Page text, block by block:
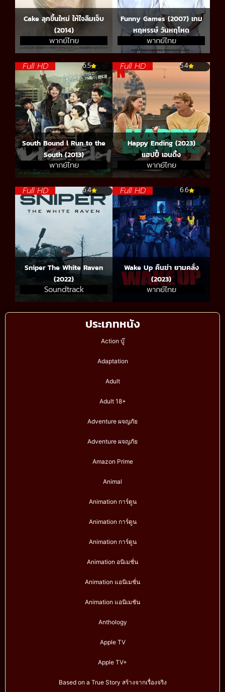
ประเภทหนัง
Action บู๊
Adaptation
Adult
Adult 18+
Adventure ผจญภัย
Adventure ผจญภัย
Amazon Prime
Animal
Animation การ์ตูน
Animation การ์ตูน
Animation การ์ตูน
Animation อนิเมชั่น
Animation แอนิเมชั่น
Animation แอนิเมชัน
Anthology
Apple TV
Apple TV+
Based on a True Story สร้างจากเรื่องจริง
Cake ลุกขึ้นใหม่ ให้ใจลืมเจ็บ
(2014)
พากย์ไทย
Funny Games (2007) เกม
หฤหรรษ์ วันหฤโหด
พากย์ไทย
Full HD 6.5
South Bound l Run to the
South (2013)
พากย์ไทย
Full HD 5.4
Happy Ending (2023)
แฮปปี้ เอนดิ้ง
พากย์ไทย
Full HD 6.4
Sniper The White Raven
(2022)
Soundtrack
Full HD 6.6
Wake Up คืนฆ่า ยามคลั่ง
(2023)
พากย์ไทย